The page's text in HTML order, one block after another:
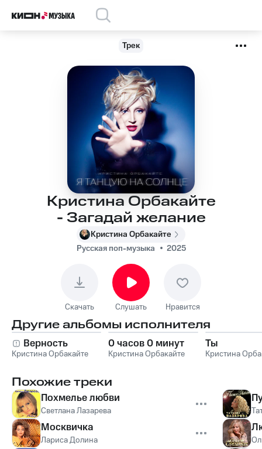
Трек
Кристина Орбакайте
- Загадай желание
Кристина Орбакайте
Русская поп-музыка
2025
Скачать Слушать Нравится
Другие альбомы исполнителя
Верность
Кристина Орбакайте
0 часов 0 минут
Кристина Орбакайте
Ты
Кристина
Похожие треки
Похмелье любви
Светлана Лазарева
Москвичка
Лариса Долина